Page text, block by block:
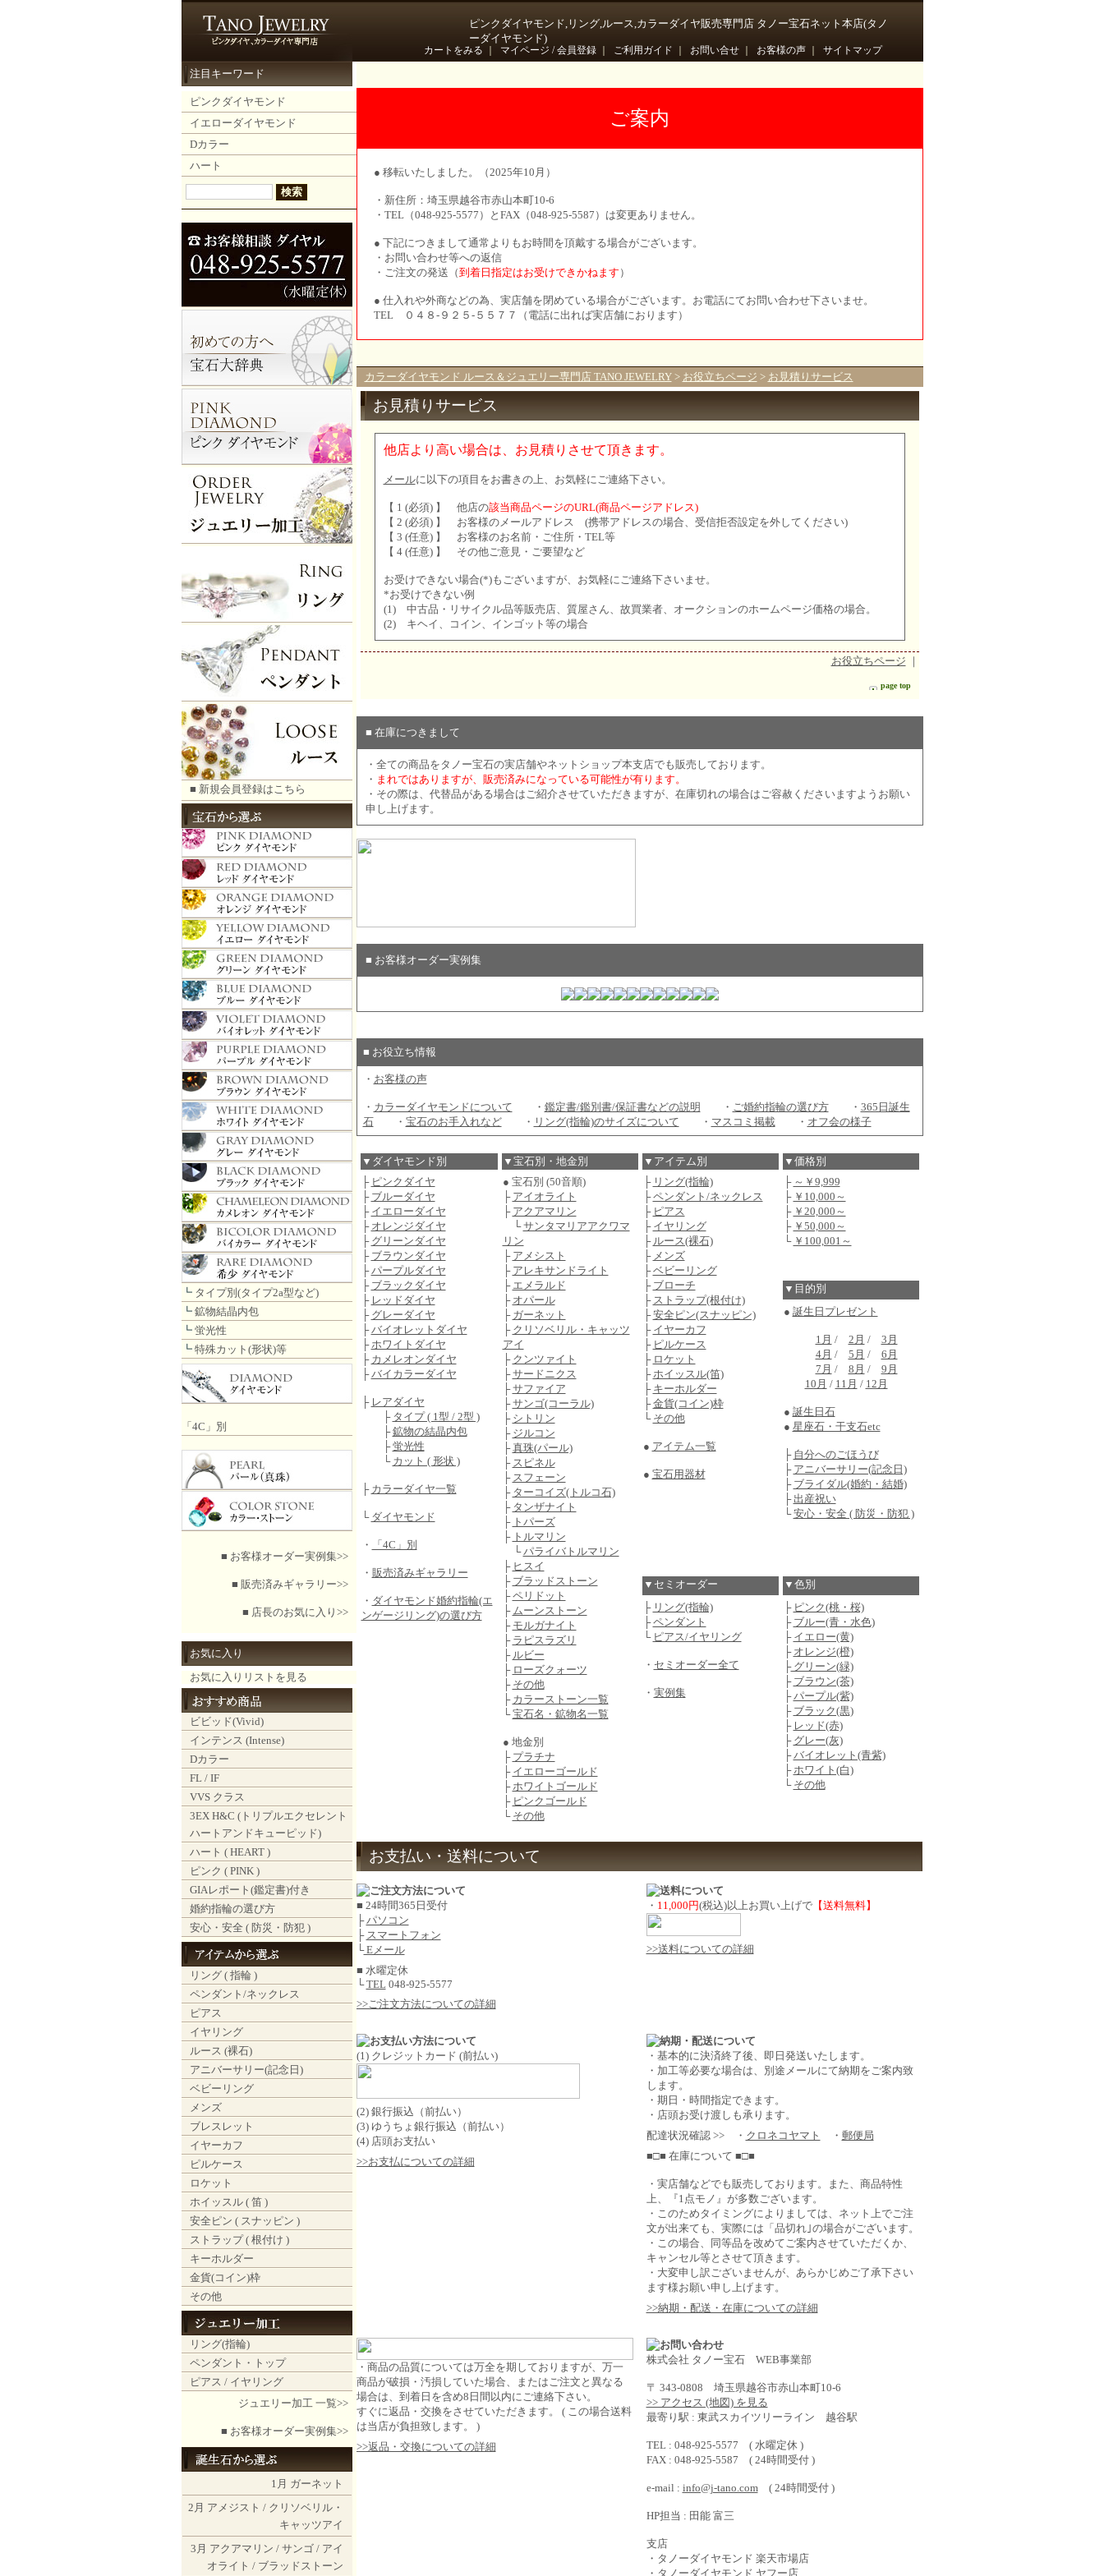
ピンクダイヤモンド,リング,ルース,カラーダイヤ販売専門店 タノー宝石ネット本店(タノ
ーダイヤモンド)
カートをみる マイページ / 会員登録｜ ご利用ガイド お問い合せ｜ お客様の声｜ サイトマップ
注目キーワード
ピンクダイヤモンド
イエローダイヤモンド
Dカラー
ハート
■ 新規会員登録はこちら
┗ タイプ別(タイプ2a型など)
┗ 鉱物結晶内包
┗ 蛍光性
┗ 特殊カット(形状)等
「4C」別
■ お客様オーダー実例集>>
■ 販売済みギャラリー>>
■ 店長のお気に入り>>
お気に入り
お気に入りリストを見る
ビビッド(Vivid)
インテンス (Intense)
Dカラー
FL / IF
VVS クラス
3EX H&C (トリプルエクセレント
ハートアンドキューピッド)
ハート ( HEART )
ピンク ( PINK )
GIAレポート(鑑定書)付き
婚約指輪の選び方
安心・安全 ( 防災・防犯 )
リング ( 指輪 )
ペンダント/ネックレス
ピアス
イヤリング
ルース (裸石)
アニバーサリー(記念日)
ベビーリング
メンズ
ブレスレット
イヤーカフ
ピルケース
ロケット
ホイッスル ( 笛 )
安全ピン ( スナッピン )
ストラップ ( 根付け )
キーホルダー
金貨(コイン)枠
その他
リング(指輪)
ペンダント・トップ
ピアス / イヤリング
ジュエリー加工 一覧>>
■ お客様オーダー実例集>>
1月 ガーネット
2月 アメジスト / クリソベリル・
キャッツアイ
3月 アクアマリン / サンゴ/ アイ
オライト / ブラッドストーン
ご案内
● 移転いたしました。（2025年10月）
・新住所：埼玉県越谷市赤山本町10-6
・TEL（048-925-5577）とFAX（048-925-5587）は変更ありません。
● 下記につきまして通常よりもお時間を頂戴する場合がございます。
・お問い合わせ等への返信
・ご注文の発送（到着日指定はお受けできかねます ）
● 仕入れや外商などの為、実店舗を閉めている場合がございます。お電話にてお問い合わせ下さいませ。
TEL ０４８-９２５-５５７７（電話に出れば実店舗におります）
カラーダイヤモンド ルース＆ジュエリー専門店 TANO JEWELRY> お役立ちページ > お見積りサービス
お見積りサービス
他店より高い場合は、お見積りさせて頂きます。
メールに以下の項目をお書きの上、お気軽にご連絡下さい。
【 1 (必須) 】 他店の該当商品ページのURL(商品ページアドレス)
【 2 (必須) 】 お客様のメールアドレス (携帯アドレスの場合、受信拒否設定を外してください)
【 3 (任意) 】 お客様のお名前・ご住所・TEL等
【 4 (任意) 】 その他ご意見・ご要望など
お受けできない場合(*)もございますが、お気軽にご連絡下さいませ。
*お受けできない例
(1) 中古品・リサイクル品等販売店、質屋さん、故買業者、オークションのホームページ価格の場合。
(2) キヘイ、コイン、インゴット等の場合
お役立ちページ ｜
page top
■ 在庫につきまして
・全ての商品をタノー宝石の実店舗やネットショップ本支店でも販売しております。
・ まれではありますが、販売済みになっている可能性が有ります。
・その際は、代替品がある場合はご紹介させていただきますが、在庫切れの場合はご容赦くださいますようお願い
申し上げます。
■ お客様オーダー実例集
■ お役立ち情報
・ お客様の声
・ カラーダイヤモンドについて ・ 鑑定書/鑑別書/保証書などの説明 ・ ご婚約指輪の選び方・ 365日誕生
石・ 宝石のお手入れなど・ リング(指輪)のサイズについて ・ マスコミ掲載・ オフ会の様子
▼ダイヤモンド別 ▼宝石別・地金別 ▼アイテム別
▼価格別
├ ピンクダイヤ
├ ブルーダイヤ
├ イエローダイヤ
├ オレンジダイヤ
├ グリーンダイヤ
├ ブラウンダイヤ
├パープルダイヤ
├ ブラックダイヤ
├ レッドダイヤ
├ グレーダイヤ
├バイオレットダイヤ
├ホワイトダイヤ
├ カメレオンダイヤ
├バイカラーダイヤ
├ レアダイヤ
├ タイプ ( 1型 / 2型 )
├鉱物の結晶内包
├蛍光性
└ カット ( 形状 )
├ カラーダイヤ一覧
└ ダイヤモンド
・ 「4C」別
・ 販売済みギャラリー
・ ダイヤモンド婚約指輪(エ
ンゲージリング)の選び方
● 宝石別 (50音順)
├ アイオライト
├ アクアマリン
└サンタマリアアクワマ
リン
├ アメシスト
├ アレキサンドライト
├ エメラルド
├ オパール
├ ガーネット
├ クリソベリル・キャッツ
アイ
├ クンツァイト
├サードニクス
├サファイア
├サンゴ(コーラル)
├ シトリン
├ ジルコン
├真珠(パール)
├ スピネル
├ スフェーン
├ ターコイズ(トルコ石)
├ タンザナイト
├ トパーズ
├ トルマリン
└パライバトルマリン
├ ヒスイ
├ ブラッドストーン
├ペリドット
├ ムーンストーン
├ モルガナイト
├ ラピスラズリ
├ ルビー
├ ローズクォーツ
├ その他
├ カラーストーン一覧
└宝石名・鉱物名一覧
● 地金別
├ プラチナ
├ イエローゴールド
├ホワイトゴールド
├ ピンクゴールド
└ その他
├ リング(指輪)
├ペンダント/ネックレス
├ ピアス
├ イヤリング
├ ルース(裸石)
├ メンズ
├ベビーリング
├ ブローチ
├ ストラップ(根付け)
├安全ピン(スナッピン)
├ イヤーカフ
├ ピルケース
├ ロケット
├ホイッスル(笛)
├ キーホルダー
├金貨(コイン)枠
└ その他
● アイテム一覧
● 宝石用器材
├ ～￥9,999
├ ￥10,000～
├ ￥20,000～
├ ￥50,000～
└ ￥100,001～
▼目的別
● 誕生日プレゼント
1月 / 2月 / 3月
4月 / 5月 / 6月
7月 / 8月 / 9月
10月 / 11月 / 12月
● 誕生日石
● 星座石・干支石etc
├ 自分へのごほうび
├ アニバーサリー(記念日)
├ ブライダル(婚約・結婚)
├出産祝い
└安心・安全 ( 防災・防犯 )
▼セミオーダー
▼色別
├ リング(指輪)
├ペンダント
└ ピアス/イヤリング
・ セミオーダー全て
・ 実例集
├ ピンク(桃・桜)
├ ブルー(青・水色)
├ イエロー(黄)
├ オレンジ(橙)
├グリーン(緑)
├ ブラウン(茶)
├パープル(紫)
├ ブラック(黒)
├ レッド(赤)
├ グレー(灰)
├バイオレット(青紫)
├ホワイト(白)
└ その他
お支払い・送料について
■ 24時間365日受付
├パソコン
├ スマートフォン
└Eメール
■ 水曜定休
└TEL 048-925-5577
>>ご注文方法についての詳細
・ 11,000円(税込)以上お買い上げで【送料無料】
>>送料についての詳細
(1) クレジットカード (前払い)
(2) 銀行振込（前払い）
(3) ゆうちょ銀行振込（前払い）
(4) 店頭お支払い
>>お支払についての詳細
・基本的に決済終了後、即日発送いたします。
・加工等必要な場合は、別途メールにて納期をご案内致
します。
・期日・時間指定できます。
・店頭お受け渡しも承ります。
配達状況確認 >> ・ クロネコヤマト ・ 郵便局
■□■ 在庫について ■□■
・実店舗などでも販売しております。また、商品特性
上、『1点モノ』が多数ございます。
・このためタイミングによりましては、ネット上でご注
文が出来ても、実際には「品切れ｣の場合がございます。
・この場合、同等品を改めてご案内させていただくか、
キャンセル等とさせて頂きます。
・大変申し訳ございませんが、あらかじめご了承下さい
ます様お願い申し上げます。
>>納期・配送・在庫についての詳細
・商品の品質については万全を期しておりますが、万一
商品が破損・汚損していた場合、またはご注文と異なる
場合は、到着日を含め8日間以内にご連絡下さい。
すぐに返品・交換をさせていただきます。 ( この場合送料
は当店が負担致します。 )
>>返品・交換についての詳細
株式会社 タノー宝石 WEB事業部
〒 343-0808 埼玉県越谷市赤山本町10-6
>> アクセス (地図) を見る
最寄り駅 : 東武スカイツリーライン 越谷駅
TEL : 048-925-5577 ( 水曜定休 )
FAX : 048-925-5587 ( 24時間受付 )
e-mail : info@j-tano.com( 24時間受付 )
HP担当 : 田能 富三
支店
・タノーダイヤモンド 楽天市場店
・タノーダイヤモンド ヤフー店